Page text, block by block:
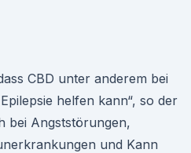
CBD unter anderem bei
helfen kann“, so der
bei Angststörungen,
und Kann